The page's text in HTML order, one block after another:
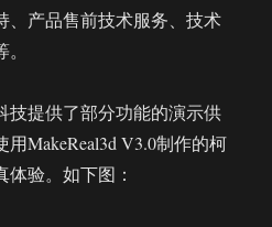
、产品售前技术服务、技术
技提供了部分功能的演示供
MakeReal3d V3.0制作的柯
验。如下图：